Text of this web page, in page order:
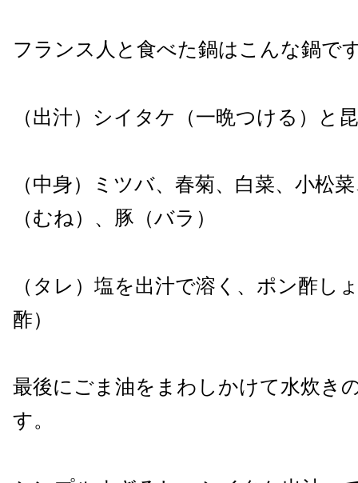
フランス人と食べた鍋はこんな鍋で
（出汁）シイタケ（一晩つける）と
（中身）ミツバ、春菊、白菜、小松
（むね）、豚（バラ）
（タレ）塩を出汁で溶く、ポン酢し
酢）
最後にごま油をまわしかけて水炊き
す。